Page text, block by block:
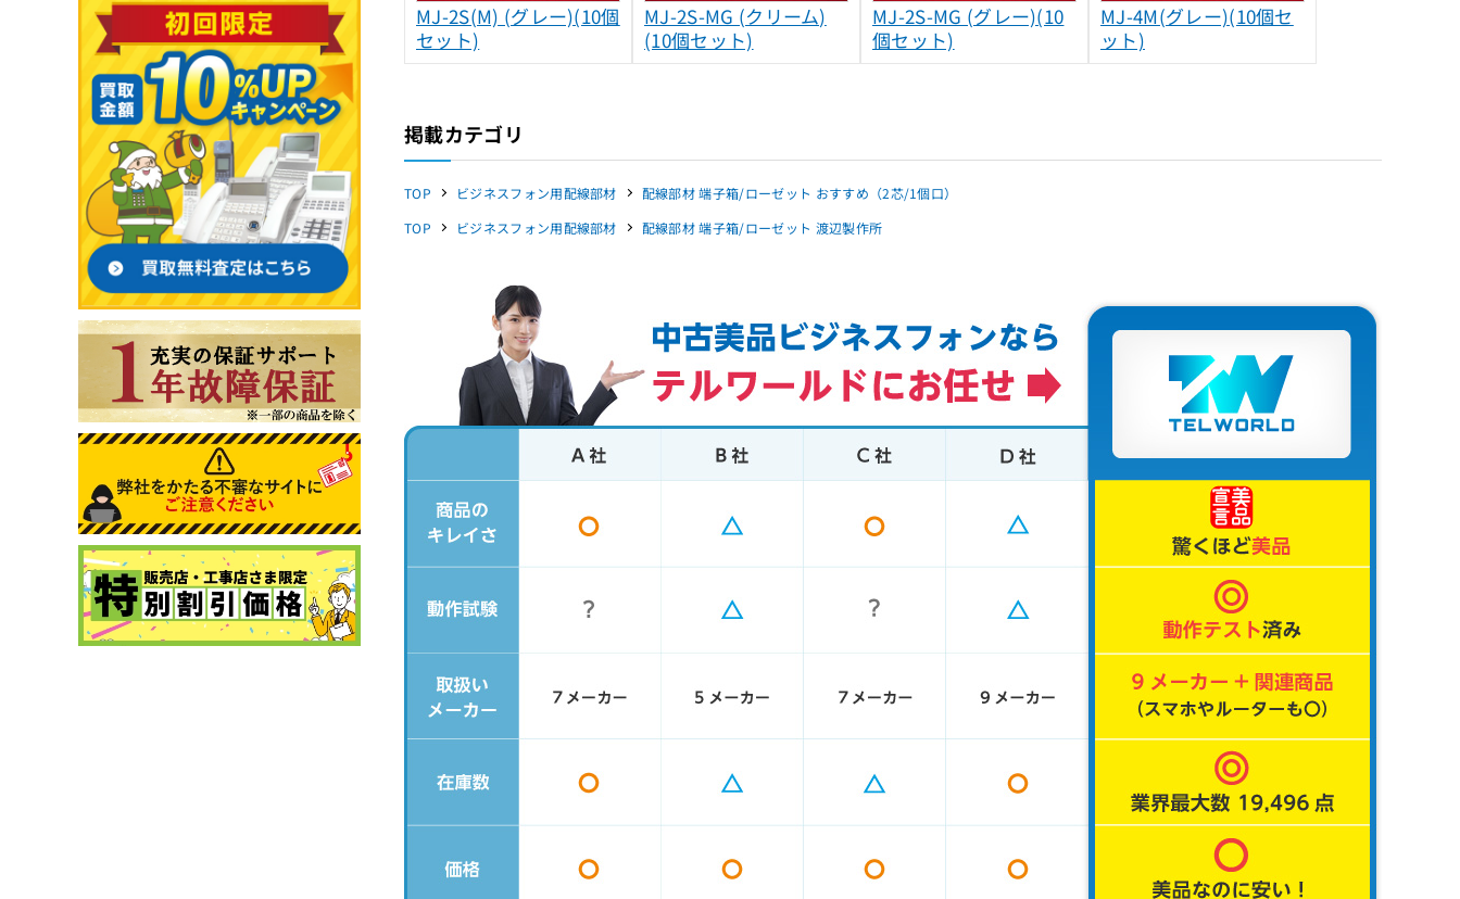
MJ-2S(M) (グレー)(10個
セット)
MJ-2S-MG (クリーム)
(10個セット)
MJ-2S-MG (グレー)(10
個セット)
MJ-4M(グレー)(10個セ
ット)
掲載カテゴリ
TOP ビジネスフォン用配線部材
配線部材 端子箱/ローゼット おすすめ（2芯/1個口）
TOP
ビジネスフォン用配線部材 配線部材 端子箱/ローゼット 渡辺製作所